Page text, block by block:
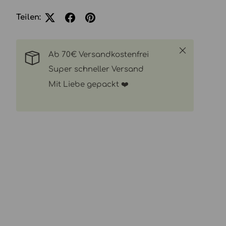
Teilen:
Ab 70€ Versandkostenfrei
Super schneller Versand
Mit Liebe gepackt ❤️
Schließen